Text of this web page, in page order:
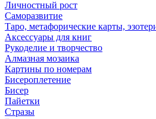
Личностный рост
Саморазвитие
Таро, метафорические карты,
Аксессуары для книг
Рукоделие и творчество
Алмазная мозаика
Картины по номерам
Бисероплетение
Бисер
Пайетки
Стразы